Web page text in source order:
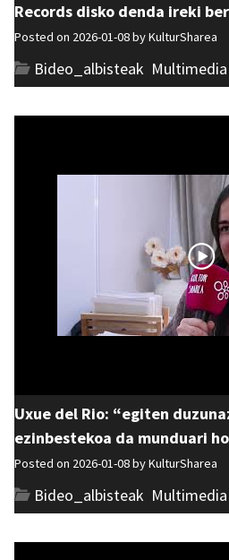
Records disko denda ireki
Posted on 2026-01-08 byKulturSharea
Bideo_albisteak Multimedia
Uxue del Rio: “egiten
ezinbestekoa da munduari
Posted on 2026-01-08 byKulturSharea
Bideo_albisteak Multimedia